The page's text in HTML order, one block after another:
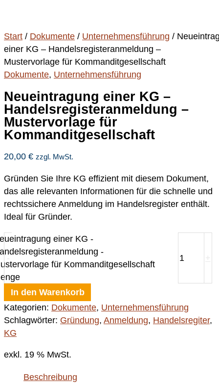
Start / Dokumente / Unternehmensführung /
einer KG – Handelsregisteranmeldung –
Mustervorlage für Kommanditgesellschaft
Dokumente, Unternehmensführung
Neueintragung einer KG –
Handelsregisteranmeldung –
Mustervorlage für
Kommanditgesellschaft
20,00 € zzgl. MwSt.
Gründen Sie Ihre KG effizient mit diesem Dokument,
das alle relevanten Informationen für die schnelle und
rechtssichere Anmeldung im Handelsregister enthält.
Ideal für Gründer.
-
einer KG -
-
für Kommanditgesellschaft
In den Warenkorb
Kategorien: Dokumente, Unternehmensführung
Schlagwörter: Gründung, Anmeldung, Handelsregiter,
KG
exkl. 19 % MwSt.
Beschreibung